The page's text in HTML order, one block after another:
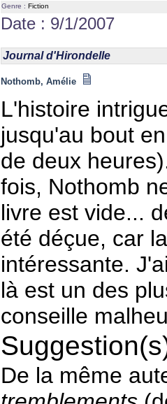
Genre : Fiction
Date : 9/1/2007
Journal d'Hirondelle
Nothomb, Amélie
L'histoire
jusqu'au bout
de deux
fois, Nothomb
livre est vide...
été déçue, car
intéressante.
là est un des
conseille
De la même